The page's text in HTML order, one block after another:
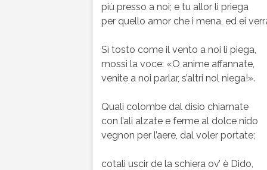
più presso a noi; e tu allor li priega
per quello amor che i mena, ed ei
Sì tosto come il vento a noi li piega,
mossi la voce: «O anime affannate,
venite a noi parlar, s’altri nol niega!».
Quali colombe dal disio chiamate
con l’ali alzate e ferme al dolce nido
vegnon per l’aere, dal voler portate;
cotali uscir de la schiera ov’ è Dido,